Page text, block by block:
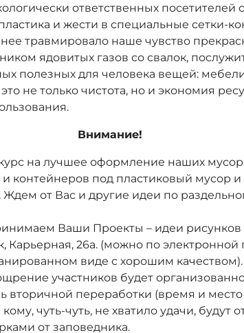
ответственных посетителей
и жести в специальные сетки-
травмировало наше чувство
ядовитых газов со свалок,
полезных для человека вещей:
не только чистота, но и экономия
Внимание!
на лучшее оформление наших
контейнеров под пластиковый мусор
Ждем от Вас и другие идеи по
Ваши Проекты – идеи рисунков
Карьерная, 26а. (можно по электронной
виде с хорошим
участников будет
вторичной переработки (время и место
чуть-чуть, не хватило удачи, будут
от заповедника.